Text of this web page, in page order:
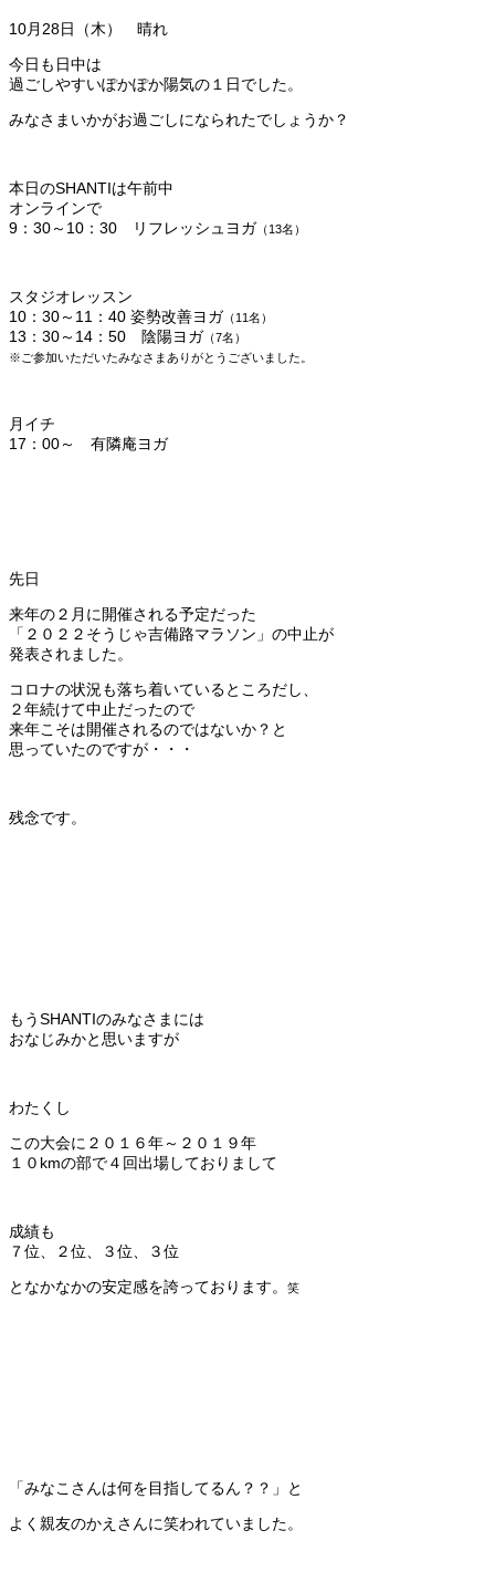
10月28日（木） 晴れ
今日も日中は
過ごしやすいぽかぽか陽気の１日でした。
みなさまいかがお過ごしになられたでしょうか？
本日のSHANTIは午前中
オンラインで
9：30～10：30 リフレッシュヨガ （13名）
スタジオレッスン
10：30～11：40 姿勢改善ヨガ （11名）
13：30～14：50 陰陽ヨガ （7名）
※ご参加いただいたみなさまありがとうございました。
月イチ
17：00～ 有隣庵ヨガ
先日
来年の２月に開催される予定だった
「２０２２そうじゃ吉備路マラソン」の中止が
発表されました。
コロナの状況も落ち着いているところだし、
２年続けて中止だったので
来年こそは開催されるのではないか？と
思っていたのですが・・・
残念です。
もうSHANTIのみなさまには
おなじみかと思いますが
わたくし
この大会に２０１６年～２０１９年
１０kmの部で４回出場しておりまして
成績も
７位、２位、３位、３位
となかなかの安定感を誇っております。
笑
「みなこさんは何を目指してるん？？」と
よく親友のかえさんに笑われていました。